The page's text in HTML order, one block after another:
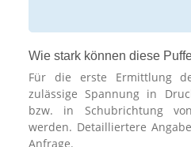
Wie stark können diese
Für die erste Ermittlung
zulässige Spannung in
bzw. in Schubrichtung
werden. Detailliertere
Anfrage.